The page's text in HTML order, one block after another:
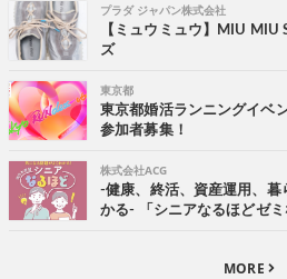
プラダ ジャパン株式会社
【ミュウミュウ】MIU MIU
ズ
東京都
東京都婚活ランニングイベ
参加者募集！
株式会社ACG
-健康、終活、資産運用、暮
かる- 「シニアなるほどゼ
MORE